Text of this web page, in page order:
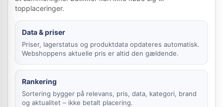
topplaceringer.
Data & priser
Priser, lagerstatus og produktdata opdateres automatisk.
Webshoppens aktuelle pris er altid den gældende.
Rankering
Sortering bygger på relevans, pris, data, kategori, brand
og aktualitet – ikke betalt placering.